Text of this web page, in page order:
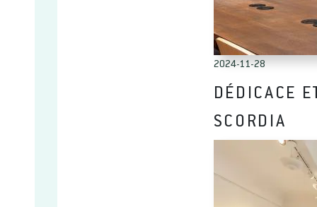
2024-11-28
DÉDICACE
SCORDIA